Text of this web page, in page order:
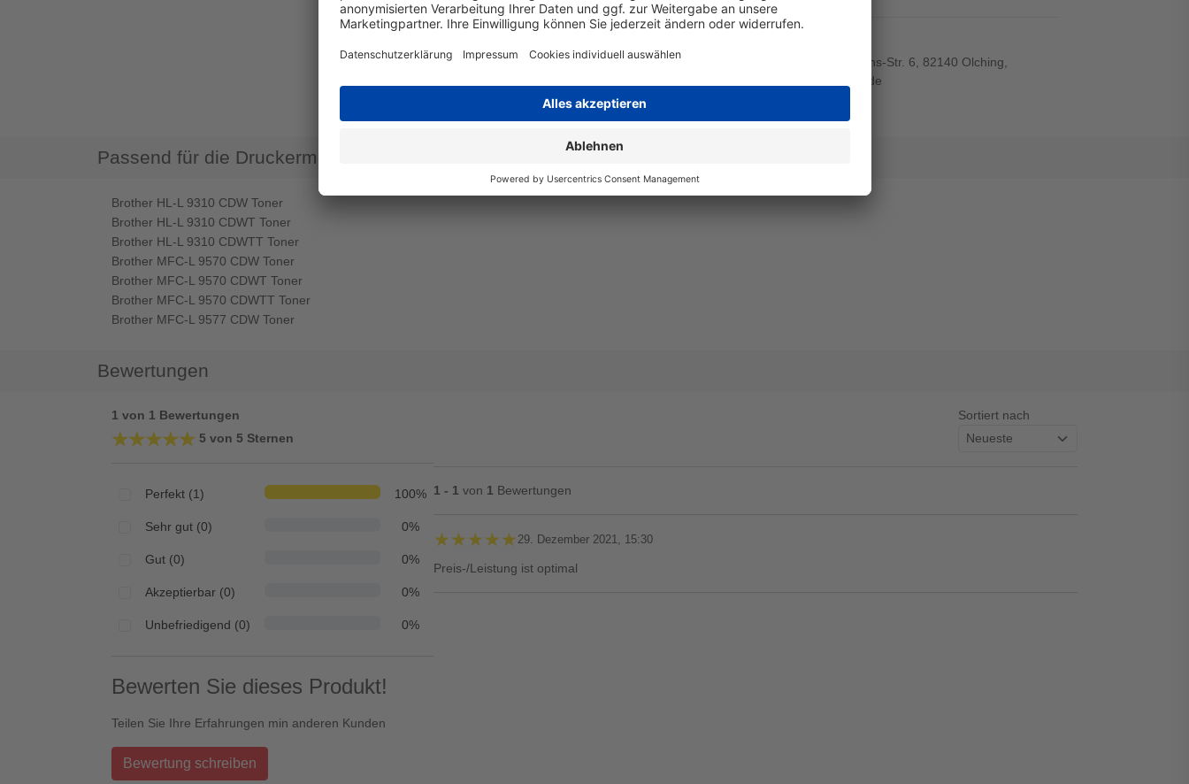
Wiegand & Partner GmbH, Werner-von-Siemens-Str. 6, 82140 Olching,
Deutschland, E-Mail: service@wiegand-gmbh.de
Passend für die Druckermodelle
Brother HL-L 9310 CDW Toner
Brother HL-L 9310 CDWT Toner
Brother HL-L 9310 CDWTT Toner
Brother MFC-L 9570 CDW Toner
Brother MFC-L 9570 CDWT Toner
Brother MFC-L 9570 CDWTT Toner
Brother MFC-L 9577 CDW Toner
Bewertungen
1 von 1 Bewertungen
★★★★★
★★★★★ 5 von 5 Sternen
Perfekt (1) 100%
Sehr gut (0) 0%
Gut (0) 0%
Akzeptierbar (0) 0%
Unbefriedigend (0) 0%
Bewerten Sie dieses Produkt!
Teilen Sie Ihre Erfahrungen min anderen Kunden
Bewertung schreiben
Sortiert nach
1 - 1 von 1 Bewertungen
★★★★★
★★★★★ 29. Dezember 2021, 15:30
Preis-/Leistung ist optimal